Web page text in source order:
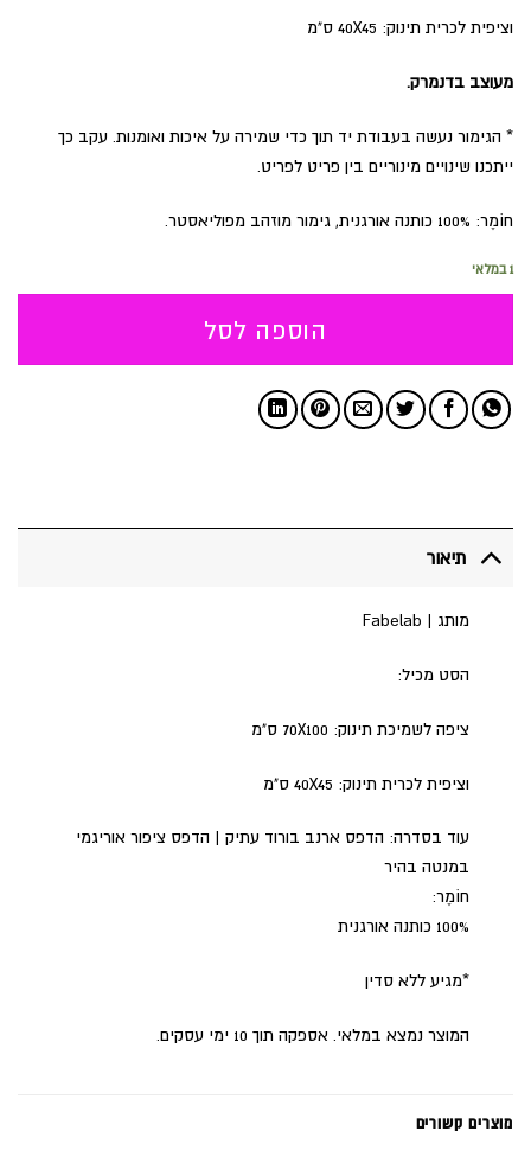
וציפית לכרית תינוק: 40X45 ס"מ
מעוצב בדנמרק.
* הגימור נעשה בעבודת יד תוך כדי שמירה על איכות ואומנות. עקב כך
ייתכנו שינויים מינוריים בין פריט לפריט.
חוֹמֶר: 100% כותנה אורגנית, גימור מוזהב מפוליאסטר.
1 במלאי
הוספה לסל
תיאור
מותג | Fabelab
הסט מכיל:
ציפה לשמיכת תינוק: 70X100 ס"מ
וציפית לכרית תינוק: 40X45 ס"מ
עוד בסדרה: הדפס ארנב בורוד עתיק | הדפס ציפור אוריגמי
במנטה בהיר
חוֹמֶר:
100% כותנה אורגנית
*מגיע ללא סדין
המוצר נמצא במלאי. אספקה תוך 10 ימי עסקים.
מוצרים קשורים